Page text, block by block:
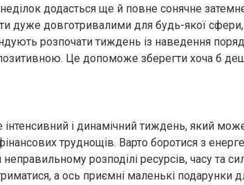
додасться ще й повне сонячне
дуже довготривалими для будь-якої
розпочати тиждень із наведення
Це допоможе зберегти хоча б
і динамічний тиждень, який
труднощів. Варто боротися з
розподілі ресурсів, часу та
а ось приємні маленькі подарунки